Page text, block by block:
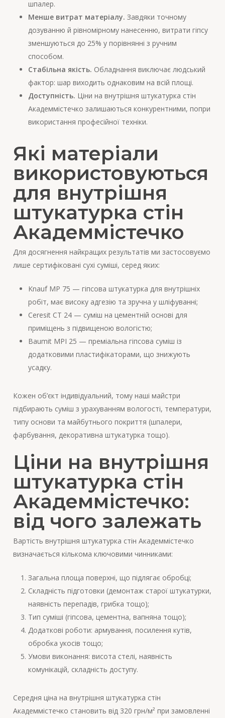
шпалер.
Менше витрат матеріалу. Завдяки точному
дозуванню й рівномірному нанесенню, витрати гіпсу
зменшуються до 25% у порівнянні з ручним
способом.
Стабільна якість. Обладнання виключає людський
фактор: шар виходить однаковим на всій площі.
Доступність. Ціни на внутрішня штукатурка стін
Академмістечко залишаються конкурентними, попри
використання професійної техніки.
Які матеріали
використовуються
для внутрішня
штукатурка стін
Академмістечко
Для досягнення найкращих результатів ми застосовуємо
лише сертифіковані сухі суміші, серед яких:
Knauf MP 75 — гіпсова штукатурка для внутрішніх
робіт, має високу адгезію та зручна у шліфуванні;
Ceresit CT 24 — суміш на цементній основі для
приміщень з підвищеною вологістю;
Baumit MPI 25 — преміальна гіпсова суміш із
додатковими пластифікаторами, що знижують
усадку.
Кожен об’єкт індивідуальний, тому наші майстри
підбирають суміш з урахуванням вологості, температури,
типу основи та майбутнього покриття (шпалери,
фарбування, декоративна штукатурка тощо).
Ціни на внутрішня
штукатурка стін
Академмістечко:
від чого залежать
Вартість внутрішня штукатурка стін Академмістечко
визначається кількома ключовими чинниками:
Загальна площа поверхні, що підлягає обробці;
Складність підготовки (демонтаж старої штукатурки,
наявність перепадів, грибка тощо);
Тип суміші (гіпсова, цементна, вапняна тощо);
Додаткові роботи: армування, посилення кутів,
обробка укосів тощо;
Умови виконання: висота стелі, наявність
комунікацій, складність доступу.
Середня ціна на внутрішня штукатурка стін
Академмістечко становить від 320 грн/м² при замовленні